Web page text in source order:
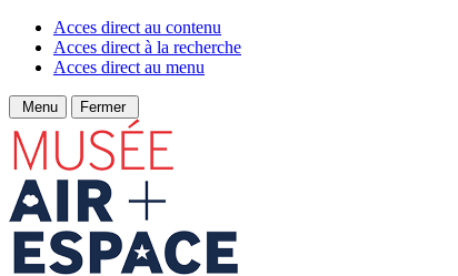
Acces direct au contenu
Acces direct à la recherche
Acces direct au menu
Menu Fermer